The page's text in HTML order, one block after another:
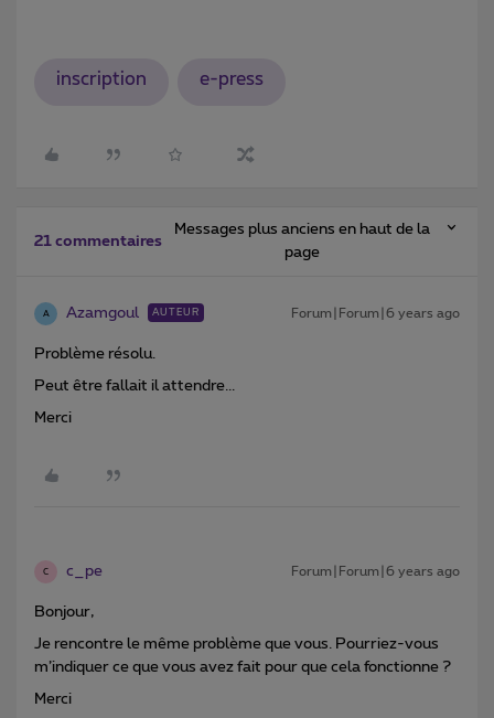
inscription e-press
21 commentaires
Messages plus anciens en haut de la
page
A Azamgoul AUTEUR Forum|Forum|6 years ago
Problème résolu.
Peut être fallait il attendre...
Merci
C c_pe Forum|Forum|6 years ago
Bonjour,
Je rencontre le même problème que vous. Pourriez-vous
m’indiquer ce que vous avez fait pour que cela fonctionne ?
Merci